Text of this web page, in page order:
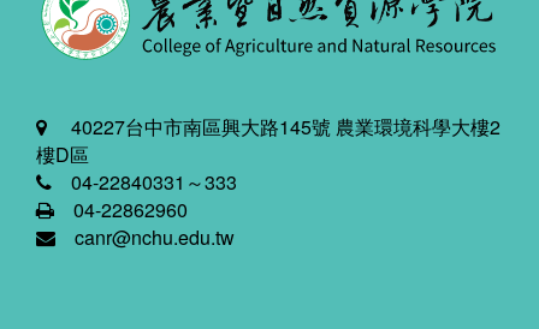
40227台中市南區興大路145號 農業環境科學大樓2
樓D區
04-22840331～333
04-22862960
canr@nchu.edu.tw